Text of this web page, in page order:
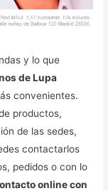
y lo que
de Lupa
convenientes.
productos,
de las sedes,
contactarlos
pedidos o con lo
online con